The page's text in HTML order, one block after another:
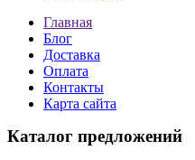
Главная
Блог
Доставка
Оплата
Контакты
Карта сайта
Каталог предложений